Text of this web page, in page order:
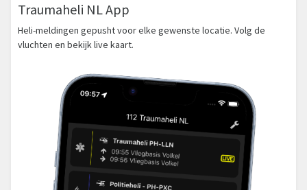
Traumaheli NL App
Heli-meldingen gepusht voor elke gewenste locatie. Volg de
vluchten en bekijk live kaart.